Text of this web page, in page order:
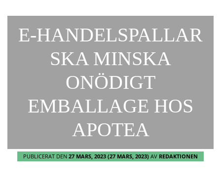
E-HANDELSPALLAR
SKA MINSKA
ONÖDIGT
EMBALLAGE HOS
APOTEA
PUBLICERAT DEN 27 MARS, 2023 (27 MARS, 2023) AV REDAKTIONEN